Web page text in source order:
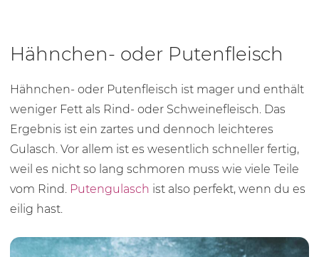
Hähnchen- oder Putenfleisch
Hähnchen- oder Putenfleisch ist mager und enthält
weniger Fett als Rind- oder Schweinefleisch. Das
Ergebnis ist ein zartes und dennoch leichteres
Gulasch. Vor allem ist es wesentlich schneller fertig,
weil es nicht so lang schmoren muss wie viele Teile
vom Rind. Putengulasch ist also perfekt, wenn du es
eilig hast.